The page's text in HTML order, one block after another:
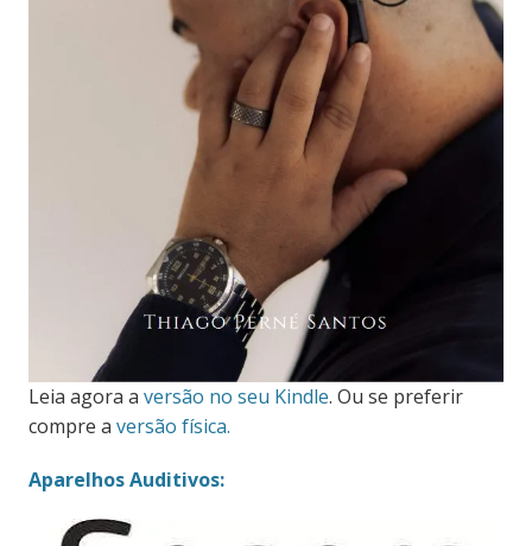
Leia agora a versão no seu Kindle. Ou se preferir
compre a versão física.
Aparelhos Auditivos: